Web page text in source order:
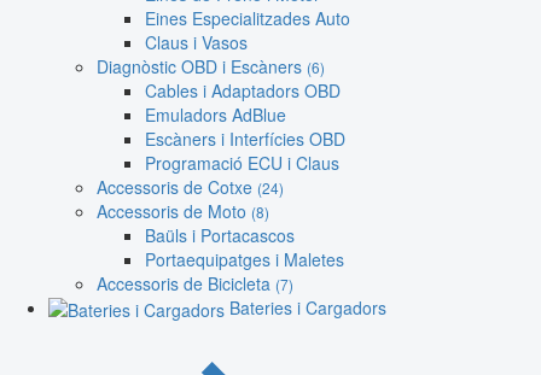
Eines Especialitzades Auto
Claus i Vasos
Diagnòstic OBD i Escàners (6)
Cables i Adaptadors OBD
Emuladors AdBlue
Escàners i Interfícies OBD
Programació ECU i Claus
Accessoris de Cotxe (24)
Accessoris de Moto (8)
Baüls i Portacascos
Portaequipatges i Maletes
Accessoris de Bicicleta (7)
Bateries i Cargadors